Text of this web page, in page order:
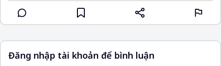
Đăng nhập tài khoản để bình luận